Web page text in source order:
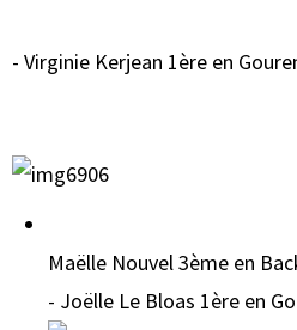
- Virginie Kerjean 1ère en
Maëlle Nouvel 3ème en
- Joëlle Le Bloas 1ère en